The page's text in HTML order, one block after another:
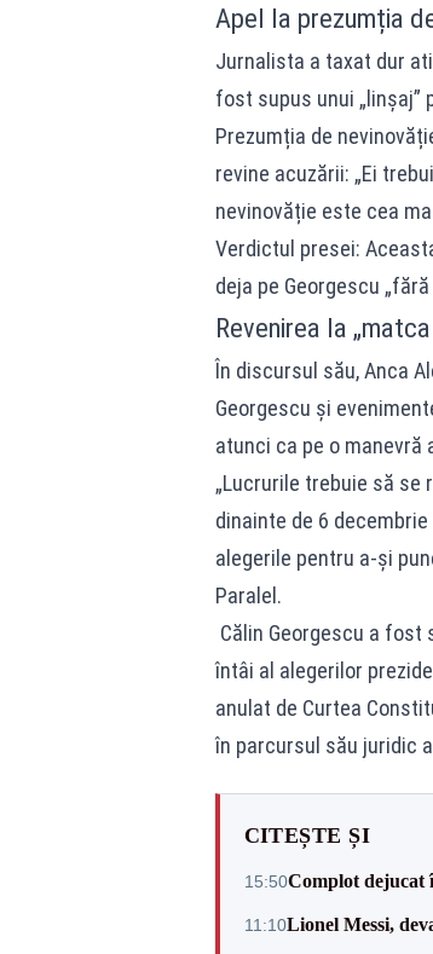
Apel la prezumția
Jurnalista a taxat dur
fost supus unui
Prezumția de
revine acuzării: „Ei
nevinovăție este cea
Verdictul presei:
deja pe Georgescu
Revenirea la
În discursul său, Anca
Georgescu și
atunci ca pe o manevră
„Lucrurile trebuie să
dinainte de 6
alegerile pentru a-și
Paralel.
Călin Georgescu a
întâi al alegerilor
anulat de Curtea
în parcursul său juridic
CITEȘTE ȘI
15:50Complot dejucat
11:10Lionel Messi,